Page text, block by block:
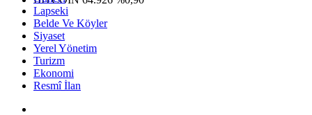
Lapseki
Belde Ve Köyler
Siyaset
Yerel Yönetim
Turizm
Ekonomi
Resmî İlan